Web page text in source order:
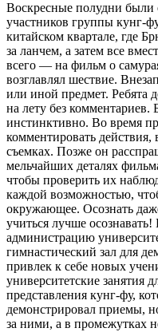
Воскресные полудни были
участников группы кунг-
китайском квартале, где
за ланчем, а затем все
всего — на фильм о
возглавлял шествие.
или иной предмет. Ребята
на лету без комментариев.
инстинктивно. Во время
комментировать
съемках. Позже он
мельчайших деталях
чтобы проверить их
каждой возможностью,
окружающее. Осознать
учиться лучше
администрацию
гимнастический зал для
привлек к себе новых
университетские занятия
представления кунг-фу,
демонстрировал приемы,
за ними, а в промежутках